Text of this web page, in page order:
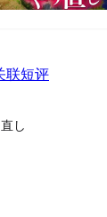
联短评
し